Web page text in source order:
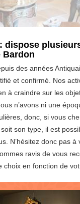
dispose
Bardon
des années
et confirmé. Nos
à craindre sur les
n’avons ni une
donc, si vous
son type, il est
N’hésitez donc pas à
ravis de vous
choix en fonction de